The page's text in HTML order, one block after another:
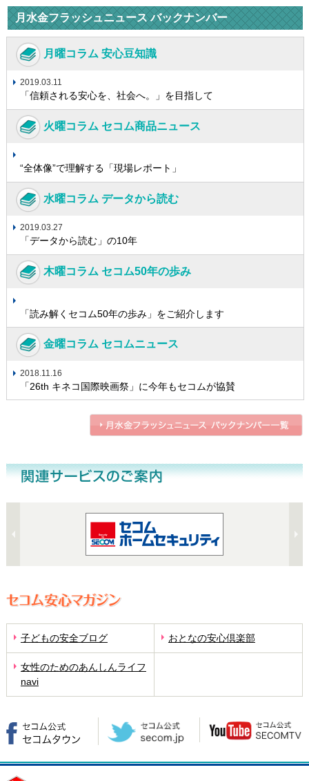
月水金フラッシュニュース バックナンバー
月曜コラム 安心豆知識
2019.03.11
「信頼される安心を、社会へ。」を目指して
火曜コラム セコム商品ニュース
“全体像”で理解する「現場レポート」
水曜コラム データから読む
2019.03.27
「データから読む」の10年
木曜コラム セコム50年の歩み
「読み解くセコム50年の歩み」をご紹介します
金曜コラム セコムニュース
2018.11.16
「26th キネコ国際映画祭」に今年もセコムが協賛
子どもの安全ブログ おとなの安心倶楽部
女性のためのあんしんライフ
navi